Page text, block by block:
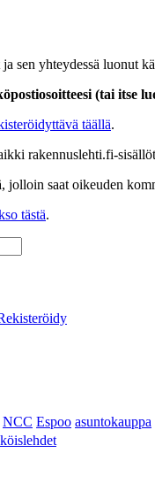
sen yhteydessä luonut
(tai itse
täällä.
rakennuslehti.fi-
saat oikeuden
tästä.
NCC Espoo asuntokauppa